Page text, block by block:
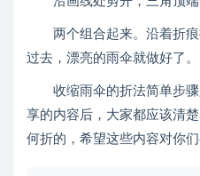
两个组合起来。沿着折痕
过去，漂亮的雨伞就做好了。
收缩雨伞的折法简单步骤
享的内容后，大家都应该清
何折的，希望这些内容对你们